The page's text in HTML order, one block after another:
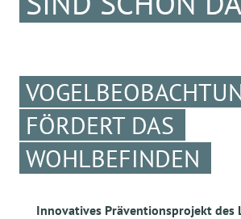
FÖRDERT DAS
WOHLBEFINDEN
Innovatives Präventionsprojekt des